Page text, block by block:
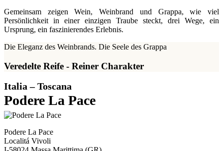
Gemeinsam zeigen Wein, Weinbrand und Grappa, wie viel
Persönlichkeit in einer einzigen Traube steckt, drei Wege, ein
Ursprung, ein faszinierendes Erlebnis.
Die Eleganz des Weinbrands. Die Seele des Grappa
Veredelte Reife - Reiner Charakter
Italia – Toscana
Podere La Pace
Podere La Pace
Localitá Vivoli